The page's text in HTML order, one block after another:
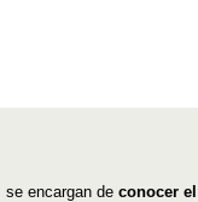
se encargan de conocer el